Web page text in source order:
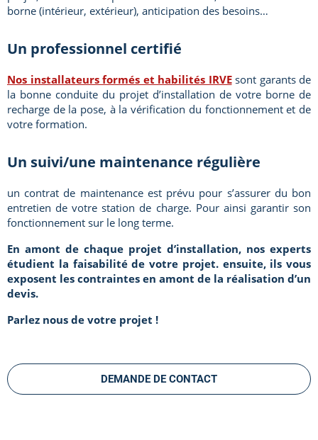
borne (intérieur, extérieur), anticipation des besoins…
Un professionnel certifié
Nos installateurs formés et habilités IRVEsont garants de
la bonne conduite du projet d’installation de votre borne de
recharge de la pose, à la vérification du fonctionnement et de
votre formation.
Un suivi/une maintenance régulière
un contrat de maintenance est prévu pour s’assurer du bon
entretien de votre station de charge. Pour ainsi garantir son
fonctionnement sur le long terme.
En amont de chaque projet d’installation, nos experts
étudient la faisabilité de votre projet. ensuite, ils vous
exposent les contraintes en amont de la réalisation d’un
devis.
Parlez nous de votre projet !
DEMANDE DE CONTACT